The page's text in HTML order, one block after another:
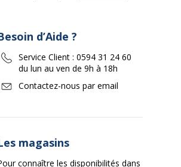
d’Aide ?
Service Client : 0594 31 24 60
du lun au ven de 9h à 18h
Contactez-nous par email
magasins
connaître les disponibilités dans